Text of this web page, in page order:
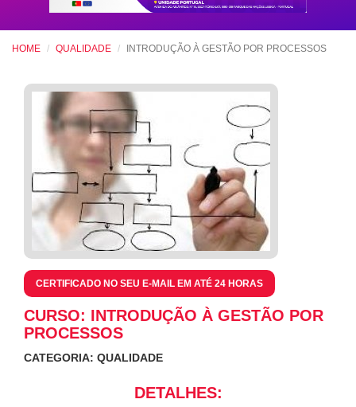
HOME QUALIDADE INTRODUÇÃO À GESTÃO POR PROCESSOS
CERTIFICADO NO SEU E-MAIL EM ATÉ 24 HORAS
CURSO: INTRODUÇÃO À GESTÃO POR
PROCESSOS
CATEGORIA: QUALIDADE
DETALHES: